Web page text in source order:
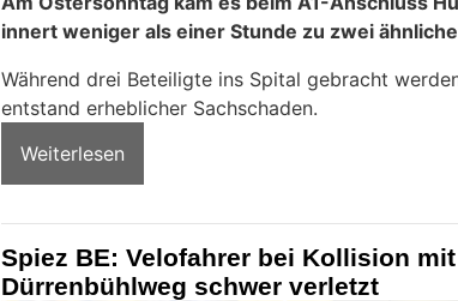
innert weniger als einer Stunde zu zwei
Während drei Beteiligte ins Spital gebracht
entstand erheblicher Sachschaden.
Weiterlesen
Spiez BE: Velofahrer bei Kollision
Dürrenbühlweg schwer verletzt